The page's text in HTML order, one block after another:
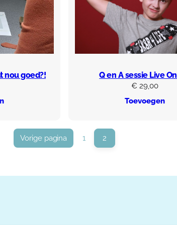
nou goed?! Q en A sessie Live
€ 29,00
Toevoegen
Vorige pagina 1 2